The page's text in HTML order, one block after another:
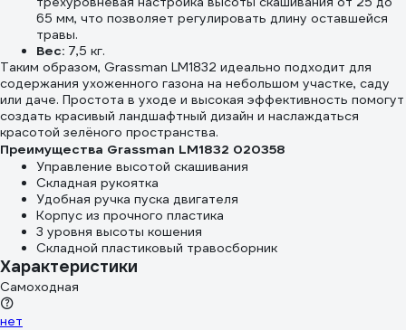
65 мм, что позволяет регулировать длину оставшейся
травы.
Вес: 7,5 кг.
Таким образом, Grassman LM1832 идеально подходит для
содержания ухоженного газона на небольшом участке, саду
или даче. Простота в уходе и высокая эффективность помогут
создать красивый ландшафтный дизайн и наслаждаться
красотой зелёного пространства.
Преимущества Grassman LM1832 020358
Управление высотой скашивания
Складная рукоятка
Удобная ручка пуска двигателя
Корпус из прочного пластика
3 уровня высоты кошения
Складной пластиковый травосборник
Характеристики
Самоходная
нет